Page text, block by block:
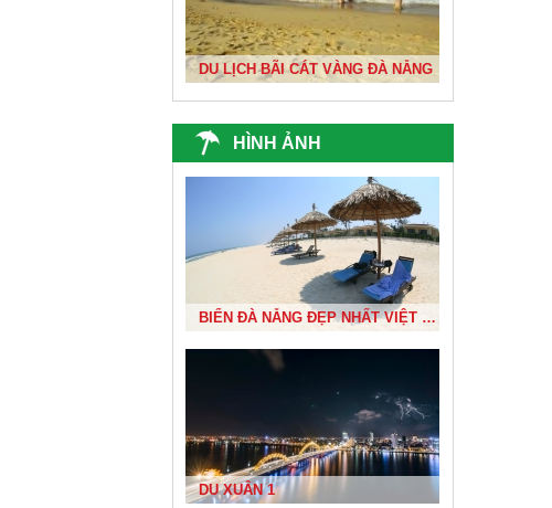
DU LỊCH BÃI CÁT VÀNG ĐÀ NẴNG
ĐỀN BÀ TRIỆU
NHÀ RÔNG TÂY NGUYÊN
HÌNH ẢNH
ĐỘNG THIÊN ĐƯỜNG
BIỂN ĐÀ NẴNG ĐẸP NHẤT VIỆT NAM
DU XUÂN 1